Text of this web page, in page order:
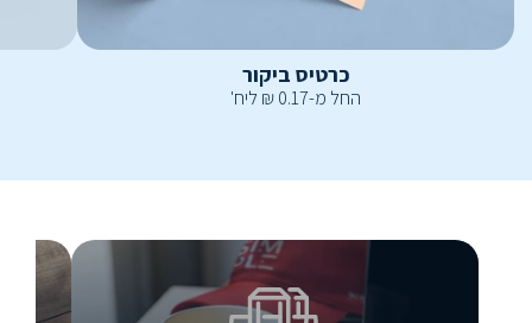
כרטיס ביקור
החל מ-0.17
₪ ליח'